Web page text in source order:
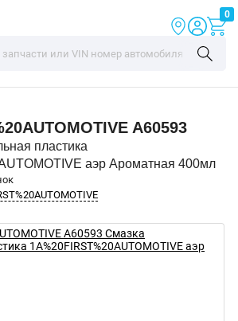
0
A60593
пластика
аэр Ароматная 400мл